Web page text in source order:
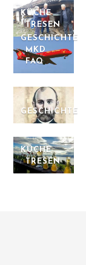
KÜCHE
TRESEN
GESCHICHTE
MKD
FAQ
GESCHICHTE
KÜCHE
TRESEN